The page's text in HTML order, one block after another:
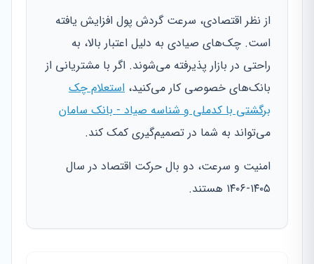
از نظر اقتصادی، سرعت گردش پول افزایش یافته
است. چک‌های صیادی به دلیل اعتبار بالا، به
راحتی در بازار پذیرفته می‌شوند. اگر با مشتریانی از
بانک‌های خصوصی کار می‌کنید، استعلام چک
برگشتی با کدملی و شناسه صیاد - بانک سامان
می‌تواند به شما در تصمیم‌گیری کمک کند.
امنیت و سرعت، دو بال حرکت اقتصاد در سال
۱۴۰۵-۱۴۰۶ هستند.